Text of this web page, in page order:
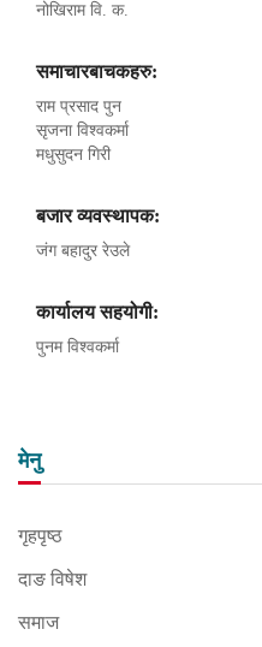
नोखिराम वि. क.
समाचारबाचकहरु:
राम प्रसाद पुन
सृजना विश्वकर्मा
मधुसुदन गिरी
बजार व्यवस्थापक:
जंग बहादुर रेउले
कार्यालय सहयोगी:
पुनम विश्वकर्मा
मेनु
गृहपृष्ठ
दाङ विषेश
समाज